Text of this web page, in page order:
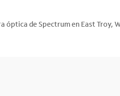
óptica de Spectrum en East Troy,